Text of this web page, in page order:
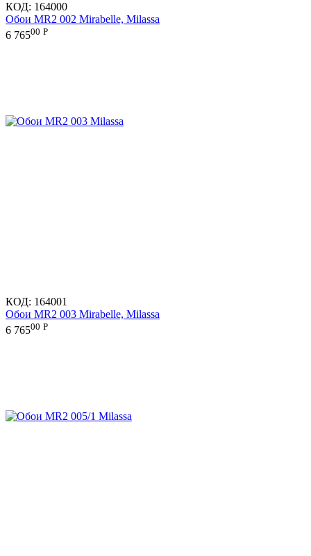
КОД: 164000
Обои MR2 002 Mirabelle, Milassa
6 76500 Р
КОД: 164001
Обои MR2 003 Mirabelle, Milassa
6 76500 Р